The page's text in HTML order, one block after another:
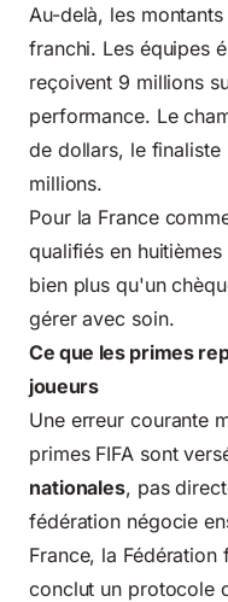
Au-delà, les
franchi. Les équipes
reçoivent 9 millions
performance. Le
de dollars, le
millions.
Pour la France
qualifiés en
bien plus qu'un
gérer avec soin.
Ce que les primes
joueurs
Une erreur courante
primes FIFA sont
nationales, pas
fédération négocie
France, la
conclut un protocole